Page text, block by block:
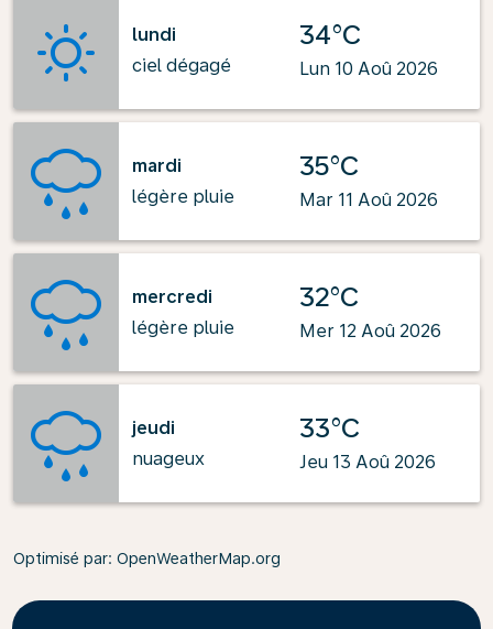
lundi
ciel dégagé
34°C
Lun 10 Aoû 2026
mardi
légère pluie
35°C
Mar 11 Aoû 2026
mercredi
légère pluie
32°C
Mer 12 Aoû 2026
jeudi
nuageux
33°C
Jeu 13 Aoû 2026
Optimisé par: OpenWeatherMap.org